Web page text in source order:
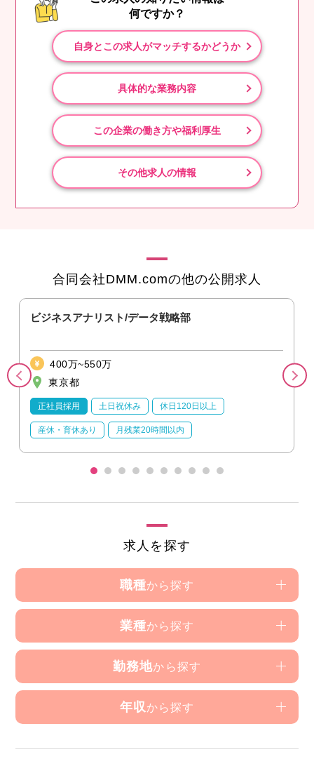
何ですか？
自身とこの求人がマッチするかどうか
具体的な業務内容
この企業の働き方や福利厚生
その他求人の情報
合同会社DMM.comの他の公開求人
ビジネスアナリスト/データ戦略部
400万~550万
東京都
正社員採用 土日祝休み 休日120日以上
産休・育休あり 月残業20時間以内
求人を探す
職種から探す
業種から探す
勤務地から探す
年収 から探す